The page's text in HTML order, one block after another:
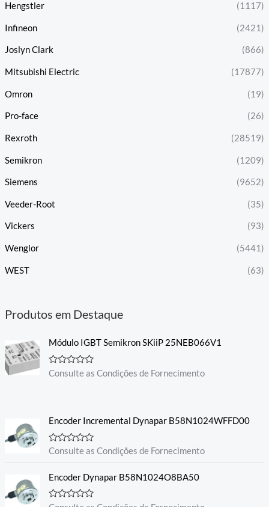
Hengstler (1117)
Infineon (2421)
Joslyn Clark (866)
Mitsubishi Electric (17877)
Omron (19)
Pro-face (26)
Rexroth (28519)
Semikron (1209)
Siemens (9652)
Veeder-Root (35)
Vickers (93)
Wenglor (5441)
WEST (63)
Produtos em Destaque
Módulo IGBT Semikron SKiiP 25NEB066V1
A
ç
o
0
d
5
Consulte as Condições de Fornecimento
Encoder Incremental Dynapar B58N1024WFFD00
A
l
a
Consulte as Condições de Fornecimento
Encoder Dynapar B58N1024O8BA50